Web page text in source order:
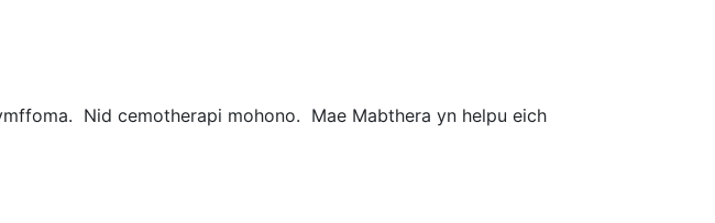
Nid cemotherapi mohono. Mae Mabthera yn helpu eich